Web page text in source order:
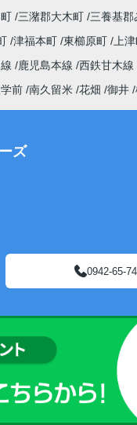
三潴郡大木町 三養基
津福本町 東櫛原町
上
鹿児島本線 西鉄甘木線
前 南久留米 花畑 御井
ズ
0942-65-